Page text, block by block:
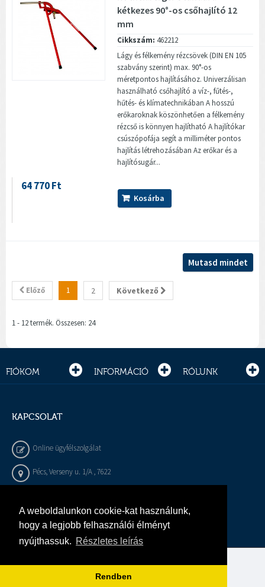
A weboldalunkon cookie-kat használunk,
hogy a legjobb felhasználói élményt
nyújthassuk. Részletes leírás
Rendben
kétkezes 90°-os csőhajlító 12
mm
Cikkszám: 462212
Lágy és félkemény rézcsövek (DIN EN 105
szabvány szerint) max. 90°-os
méretpontos hajlításához. Univerzálisan
használható csőhajlító a víz-, fűtés-,
hűtés- és klímatechnikában A hosszú
erőkaroknak köszönhetően a félkemény
rézcső is könnyen hajlítható A hajlítókar
csúszópofája segít a milliméter pontos
hajlítás létrehozásában Az erőkar és a
hajlítósugár...
64 770 Ft
Kosárba
Mutasd mindet
Előző 1 2 Következő
1 - 12 termék. Összesen: 24
FIÓKOM INFORMÁCIÓ RÓLUNK
KAPCSOLAT
Online ügyfélszolgálat
Pécs, Verseny u. 1/A , 7622
info@gepeszbolt.hu
Murányi Épületgépészet Kft.